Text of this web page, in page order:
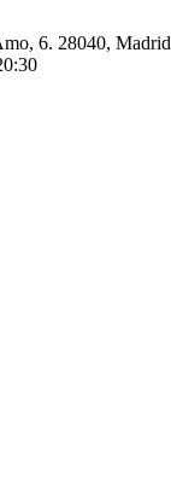
6. 28040, Madrid